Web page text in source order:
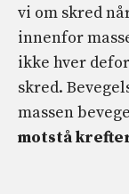
vi om skred
innenfor
ikke hver
skred.
massen
motstå